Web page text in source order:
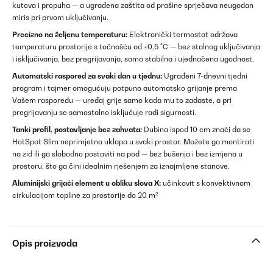
kutova i propuha — a ugrađena zaštita od prašine sprječava neugodan
miris pri prvom uključivanju.
Precizno na željenu temperaturu: Elektronički termostat održava
temperaturu prostorije s točnošću od ±0,5 °C — bez stalnog uključivanja
i isključivanja, bez pregrijavanja, samo stabilna i ujednačena ugodnost.
Automatski raspored za svaki dan u tjednu: Ugrađeni 7-dnevni tjedni
program i tajmer omogućuju potpuno automatsko grijanje prema
Vašem rasporedu — uređaj grije samo kada mu to zadaste, a pri
pregrijavanju se samostalno isključuje radi sigurnosti.
Tanki profil, postavljanje bez zahvata: Dubina ispod 10 cm znači da se
HotSpot Slim neprimjetno uklapa u svaki prostor. Možete ga montirati
na zid ili ga slobodno postaviti na pod — bez bušenja i bez izmjena u
prostoru, što ga čini idealnim rješenjem za iznajmljene stanove.
Aluminijski grijaći element u obliku slova X: učinkovit s konvektivnom
cirkulacijom topline za prostorije do 20 m²
Opis proizvoda